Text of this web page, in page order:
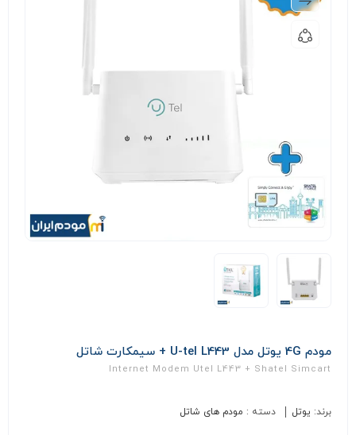
مودم 4G یوتل مدل U-tel L443 + سیمکارت شاتل
Internet Modem Utel L443 + Shatel Simcart
برند: یوتل دسته : مودم های شاتل